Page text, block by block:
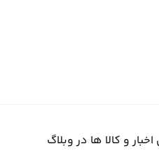
و کالا ها در وبلاگ